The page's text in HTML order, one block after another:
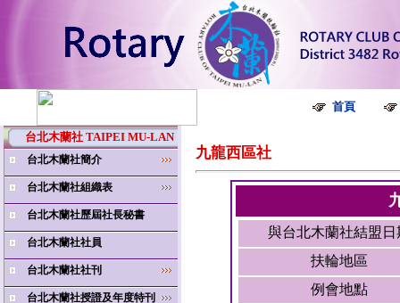
首頁
台北木蘭社 TAIPEI MU-LAN
台北木蘭社簡介
台北木蘭社組織表
台北木蘭社歷屆社長秘書
台北木蘭社社員
台北木蘭社社刊
台北木蘭社授證及年度特刊
九龍西區社
與台北木蘭社結盟日
扶輪地區
例會地點